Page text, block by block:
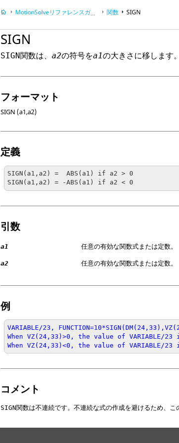
MotionSolveリファレンスガイド 関数 SIGN
SIGN
SIGN関数は、a2の符号をa1の大きさに移します。
フォーマット
SIGN (a1,a2)
定義
SIGN(a1,a2) =  ABS(a1) if a2 > 0
SIGN(a1,a2) = -ABS(a1) if a2 < 0
引数
a1 任意の有効な関数式または定数。
a2 任意の有効な関数式または定数。
例
VARIABLE/23,
When VZ(24,33)>0, the value of VARIABLE/23
When VZ(24,33)<0, the value of VARIABLE/23
コメント
SIGN関数は不連続です。不連続な式の作成を避けるため、こ